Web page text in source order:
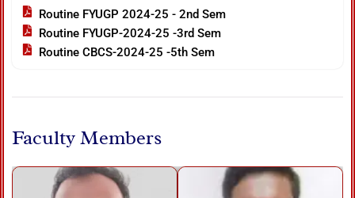
Routine FYUGP 2024-25 - 2nd Sem
Routine FYUGP-2024-25 -3rd Sem
Routine CBCS-2024-25 -5th Sem
Faculty Members